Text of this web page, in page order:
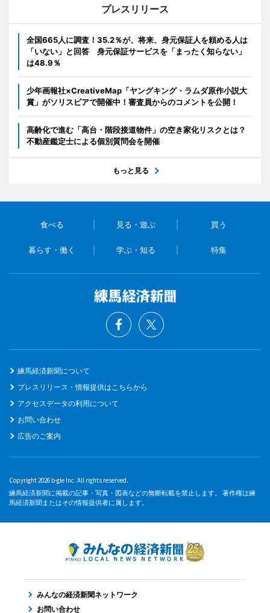
プレスリリース
全国665人に調査！35.2％が、将来、身元保証人を頼める人は
「いない」と回答 身元保証サービスを「まったく知らない」
は48.9％
少年画報社×CreativeMap「ヤングキング・ラムダ原作小説大
賞」がソリスピアで開催中！審査員からのコメントを公開！
高齢化で進む「高台・階段接道物件」の空き家化リスクとは？
不動産鑑定士による個別質問会を開催
もっと見る
食べる 見る・遊ぶ 買う
暮らす・働く 学ぶ・知る 特集
練馬経済新聞について
プレスリリース・情報提供はこちらから
アクセスデータの利用について
お問い合わせ
広告のご案内
Copyright 2026 b-gle Inc. All rights reserved.
練馬経済新聞に掲載の記事・写真・図表などの無断転載を禁止します。 著作権は練
馬経済新聞またはその情報提供者に属します。
みんなの経済新聞ネットワーク
お問い合わせ